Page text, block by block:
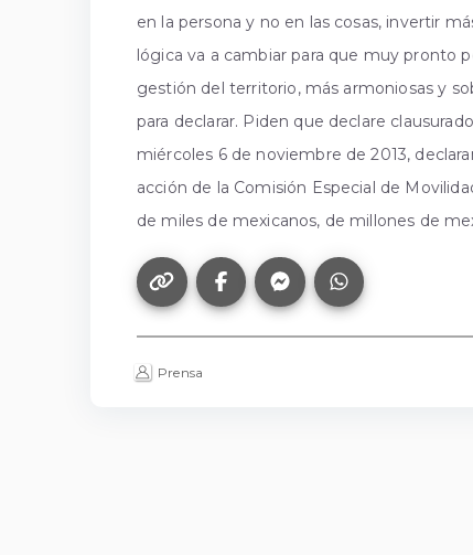
en la persona y no en las cosas, invertir
lógica va a cambiar para que muy pronto
gestión del territorio, más armoniosas y
para declarar. Piden que declare
miércoles 6 de noviembre de 2013,
acción de la Comisión Especial de
de miles de mexicanos, de millones de
Prensa